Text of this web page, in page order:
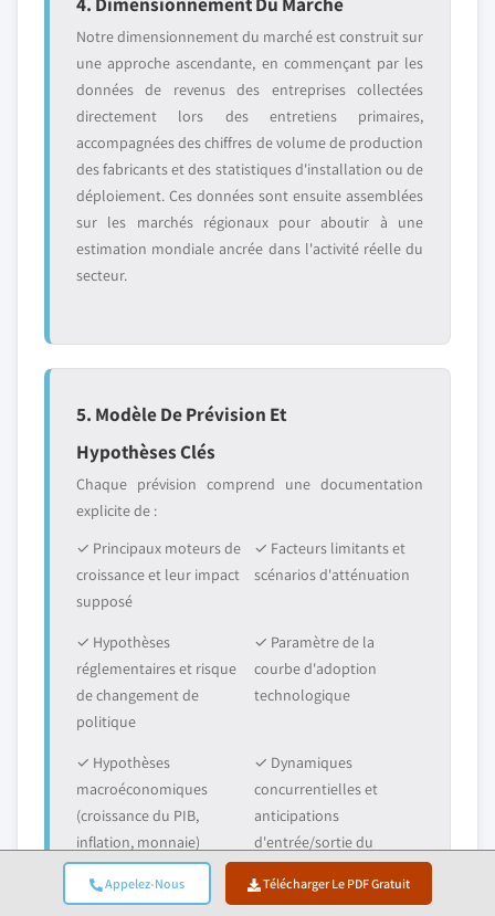
Appelez-Nous Télécharger Le PDF Gratuit
Notre dimensionnement du marché est construit sur
une approche ascendante, en commençant par les
données de revenus des entreprises collectées
directement lors des entretiens primaires,
accompagnées des chiffres de volume de production
des fabricants et des statistiques d'installation ou de
déploiement. Ces données sont ensuite assemblées
sur les marchés régionaux pour aboutir à une
estimation mondiale ancrée dans l'activité réelle du
secteur.
5. Modèle De Prévision Et
Hypothèses Clés
Chaque prévision comprend une documentation
explicite de :
✓ Principaux moteurs de
croissance et leur impact
supposé
✓ Facteurs limitants et
scénarios d'atténuation
✓ Hypothèses
réglementaires et risque
de changement de
politique
✓ Paramètre de la
courbe d'adoption
technologique
✓ Hypothèses
macroéconomiques
(croissance du PIB,
inflation, monnaie)
✓ Dynamiques
concurrentielles et
anticipations
d'entrée/sortie du
marché